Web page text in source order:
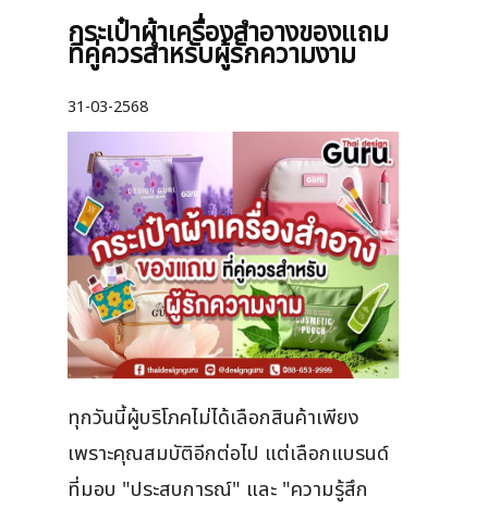
กระเป๋าผ้าเครื่องสําอางของแถม
ที่คู่ควรสำหรับผู้รักความงาม
31-03-2568
ทุกวันนี้ผู้บริโภคไม่ได้เลือกสินค้าเพียง
เพราะคุณสมบัติอีกต่อไป แต่เลือกแบรนด์
ที่มอบ "ประสบการณ์" และ "ความรู้สึก